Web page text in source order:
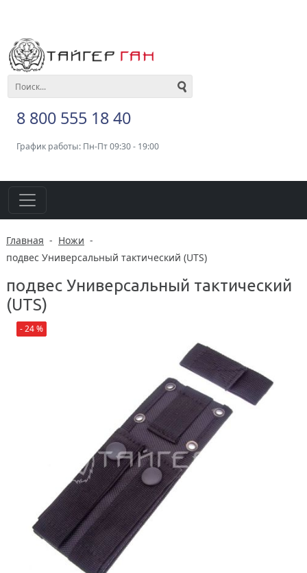
8 800 555 18 40
График работы: Пн-Пт 09:30 - 19:00
Главная - Ножи -
подвес Универсальный тактический (UTS)
подвес Универсальный тактический
(UTS)
- 24 %